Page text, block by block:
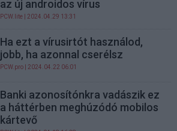
az új androidos vírus
PCW.lite | 2024.04.29 13:31
Ha ezt a vírusirtót használod,
jobb, ha azonnal cserélsz
PCW.pro | 2024.04.22 06:01
Banki azonosítónkra vadászik ez
a háttérben meghúzódó mobilos
kártevő